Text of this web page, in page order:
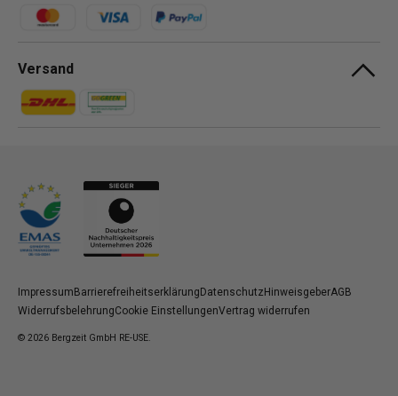
Zahlungsmethoden
Versand
Zahlungsmethoden
Zahlungsmethoden
ImpressumBarrierefreiheitserklärungDatenschutzHinweisgeberAGB
WiderrufsbelehrungCookie EinstellungenVertrag widerrufen
© 2026 Bergzeit GmbH RE-USE.